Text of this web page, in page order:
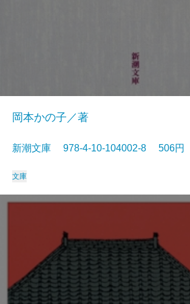
岡本かの子／著
新潮文庫 978-4-10-104002-8 506円
文庫